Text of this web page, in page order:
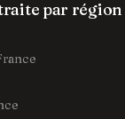
par région